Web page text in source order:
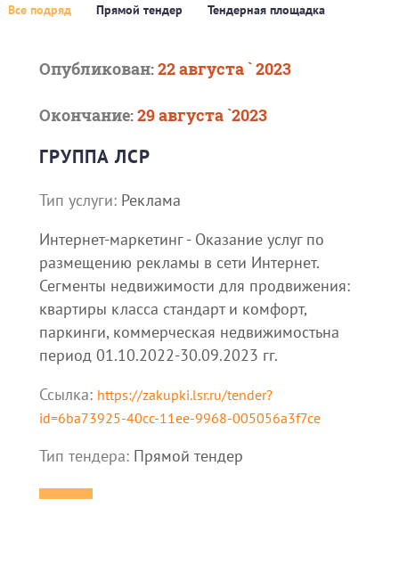
Все подряд Прямой тендер Тендерная площадка
Опубликован:22 августа ` 2023
Окончание:29 августа `2023
ГРУППА ЛСР
Тип услуги: Реклама
Интернет-маркетинг - Оказание услуг по
размещению рекламы в сети Интернет.
Сегменты недвижимости для продвижения:
квартиры класса стандарт и комфорт,
паркинги, коммерческая недвижимостьна
период 01.10.2022-30.09.2023 гг.
Ссылка: https://zakupki.lsr.ru/tender?
id=6ba73925-40cc-11ee-9968-005056a3f7ce
Тип тендера: Прямой тендер